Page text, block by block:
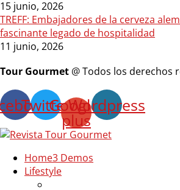
15 junio, 2026
TREFF: Embajadores de la cerveza
fascinante legado de hospitalidad
11 junio, 2026
Tour Gourmet @ Todos los derechos
TwitterGoogle-
plus
Wordpress
Home3 Demos
Lifestyle